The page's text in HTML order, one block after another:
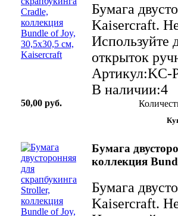
Бумага
Kaisercraft.
Используйте
открыток
Артикул:KC-
В наличии:4
50,00 руб.
Бумага
коллекция
Бумага
Kaisercraft.